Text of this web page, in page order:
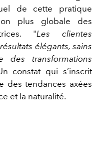
de cette pratique
plus globale des
"Les clientes
élégants, sains
des transformations
constat qui s’inscrit
des tendances axées
et la naturalité.